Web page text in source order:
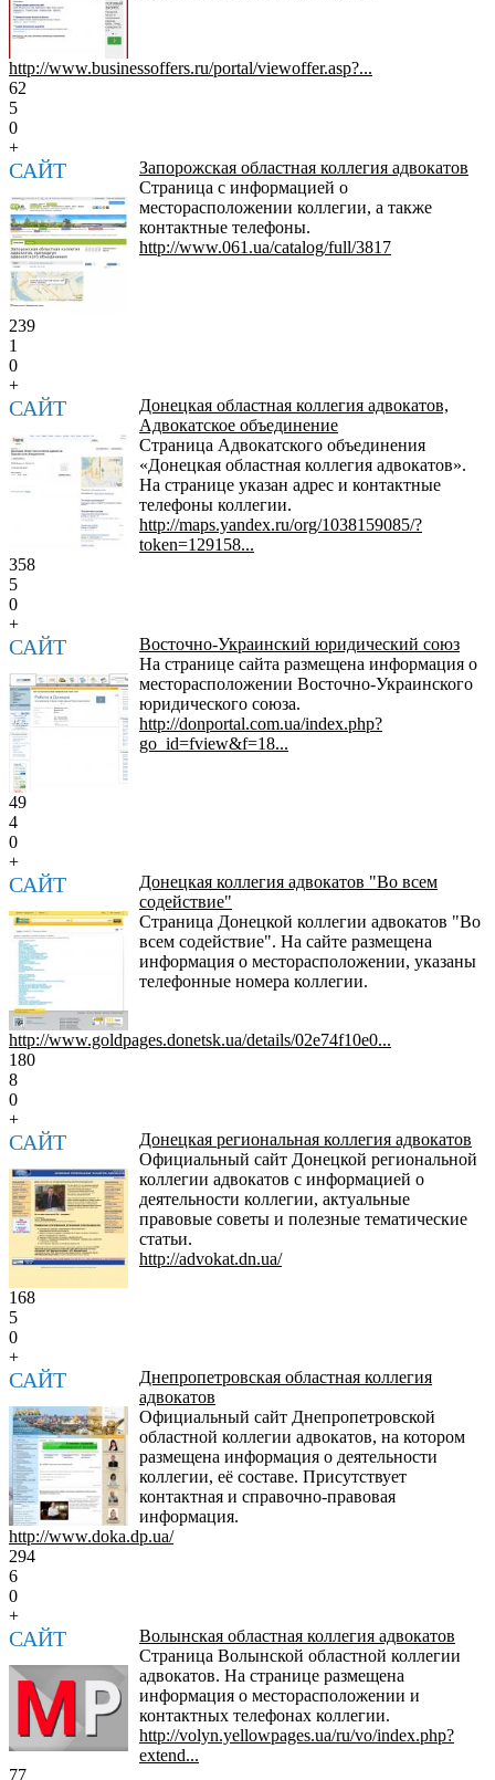
http://www.businessoffers.ru/portal/viewoffer.asp?...
62
5
0
+
САЙТ
Запорожская областная коллегия адвокатов
Страница с информацией о
месторасположении коллегии, а также
контактные телефоны.
http://www.061.ua/catalog/full/3817
239
1
0
+
САЙТ
Донецкая областная коллегия адвокатов,
Адвокатское объединение
Страница Адвокатского объединения
«Донецкая областная коллегия адвокатов».
На странице указан адрес и контактные
телефоны коллегии.
http://maps.yandex.ru/org/1038159085/?
token=129158...
358
5
0
+
САЙТ
Восточно-Украинский юридический союз
На странице сайта размещена информация о
месторасположении Восточно-Украинского
юридического союза.
http://donportal.com.ua/index.php?
go_id=fview&f=18...
49
4
0
+
САЙТ
Донецкая коллегия адвокатов "Во всем
содействие"
Страница Донецкой коллегии адвокатов "Во
всем содействие". На сайте размещена
информация о месторасположении, указаны
телефонные номера коллегии.
http://www.goldpages.donetsk.ua/details/02e74f10e0...
180
8
0
+
САЙТ
Донецкая региональная коллегия адвокатов
Официальный сайт Донецкой региональной
коллегии адвокатов с информацией о
деятельности коллегии, актуальные
правовые советы и полезные тематические
статьи.
http://advokat.dn.ua/
168
5
0
+
САЙТ
Днепропетровская областная коллегия
адвокатов
Официальный сайт Днепропетровской
областной коллегии адвокатов, на котором
размещена информация о деятельности
коллегии, её составе. Присутствует
контактная и справочно-правовая
информация.
http://www.doka.dp.ua/
294
6
0
+
САЙТ
Волынская областная коллегия адвокатов
Страница Волынской областной коллегии
адвокатов. На странице размещена
информация о месторасположении и
контактных телефонах коллегии.
http://volyn.yellowpages.ua/ru/vo/index.php?
extend...
77